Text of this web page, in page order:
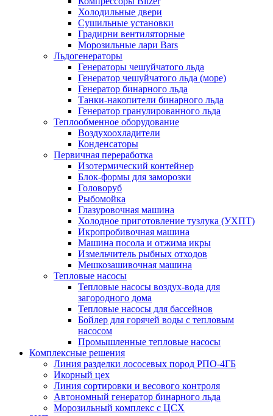
Холодильные двери
Сушильные установки
Градирни вентиляторные
Морозильные лари Bars
Льдогенераторы
Генераторы чешуйчатого льда
Генератор чешуйчатого льда (море)
Генератор бинарного льда
Танки-накопители бинарного льда
Генератор гранулированного льда
Теплообменное оборудование
Воздухоохладители
Конденсаторы
Первичная переработка
Изотермический контейнер
Блок-формы для заморозки
Головоруб
Рыбомойка
Глазуровочная машина
Холодное приготовление тузлука (УХПТ)
Икропробивочная машина
Машина посола и отжима икры
Измельчитель рыбных отходов
Мешкозашивочная машина
Тепловые насосы
Тепловые насосы воздух-вода для
загородного дома
Тепловые насосы для бассейнов
Бойлер для горячей воды с тепловым
насосом
Промышленные тепловые насосы
Комплексные решения
Линия разделки лососевых пород РПО-4ГБ
Икорный цех
Линия сортировки и весового контроля
Автономный генератор бинарного льда
Морозильный комплекс с ЦСХ